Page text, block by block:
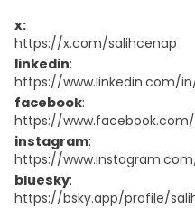
x:
https://x.com/salihcenap
linkedin:
https://www.linkedin.com/
facebook:
https://
instagram:
https://
bluesky:
https://bsky.app/profile/